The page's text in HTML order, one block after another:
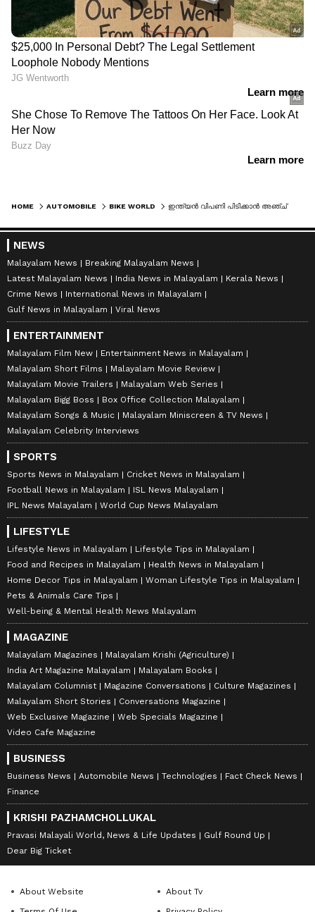
HOME AUTOMOBILE BIKE WORLD
NEWS
Malayalam News
Breaking Malayalam News
Latest Malayalam News
India News in Malayalam
Kerala News
Crime News
International News in Malayalam
Gulf News in Malayalam
Viral News
ENTERTAINMENT
Malayalam Film New
Entertainment News in Malayalam
Malayalam Short Films
Malayalam Movie Review
Malayalam Movie Trailers
Malayalam Web Series
Malayalam Bigg Boss
Box Office Collection Malayalam
Malayalam Songs & Music
Malayalam Miniscreen & TV News
Malayalam Celebrity Interviews
SPORTS
Sports News in Malayalam
Cricket News in Malayalam
Football News in Malayalam
ISL News Malayalam
IPL News Malayalam
World Cup News Malayalam
LIFESTYLE
Lifestyle News in Malayalam
Lifestyle Tips in Malayalam
Food and Recipes in Malayalam
Health News in Malayalam
Home Decor Tips in Malayalam
Woman Lifestyle Tips in Malayalam
Pets & Animals Care Tips
Well-being & Mental Health News Malayalam
MAGAZINE
Malayalam Magazines
Malayalam Krishi (Agriculture)
India Art Magazine Malayalam
Malayalam Books
Malayalam Columnist
Magazine Conversations
Culture Magazines
Malayalam Short Stories
Conversations Magazine
Web Exclusive Magazine
Web Specials Magazine
Video Cafe Magazine
BUSINESS
Business News Automobile News Technologies
Fact Check News
Finance
KRISHI PAZHAMCHOLLUKAL
Pravasi Malayali World, News & Life Updates
Gulf Round Up
Dear Big Ticket
About Website
About Tv